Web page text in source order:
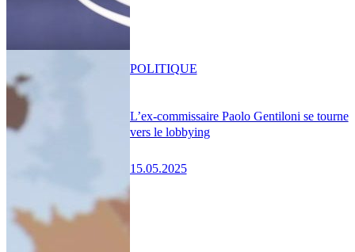
L’ex-commissaire Paolo Gentiloni se tourne
vers le lobbying
15.05.2025
POLITIQUE